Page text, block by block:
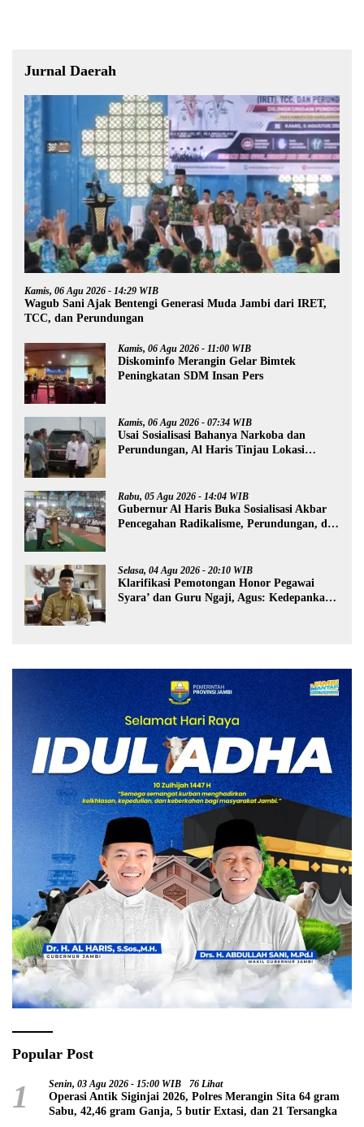
Jurnal Daerah
Kamis, 06 Agu 2026 - 14:29 WIB
Wagub Sani Ajak Bentengi Generasi Muda Jambi dari IRET,
TCC, dan Perundungan
Kamis, 06 Agu 2026 - 11:00 WIB
Diskominfo Merangin Gelar Bimtek
Peningkatan SDM Insan Pers
Kamis, 06 Agu 2026 - 07:34 WIB
Usai Sosialisasi Bahanya Narkoba dan
Perundungan, Al Haris Tinjau Lokasi
Rabu, 05 Agu 2026 - 14:04 WIB
Gubernur Al Haris Buka Sosialisasi Akbar
Pencegahan Radikalisme, Perundungan, dan
Selasa, 04 Agu 2026 - 20:10 WIB
Klarifikasi Pemotongan Honor Pegawai
Syara’ dan Guru Ngaji, Agus: Kedepankan
Popular Post
1 Senin, 03 Agu 2026 - 15:00 WIB 76 Lihat
Operasi Antik Siginjai 2026, Polres Merangin Sita 64 gram
Sabu, 42,46 gram Ganja, 5 butir Extasi, dan 21 Tersangka